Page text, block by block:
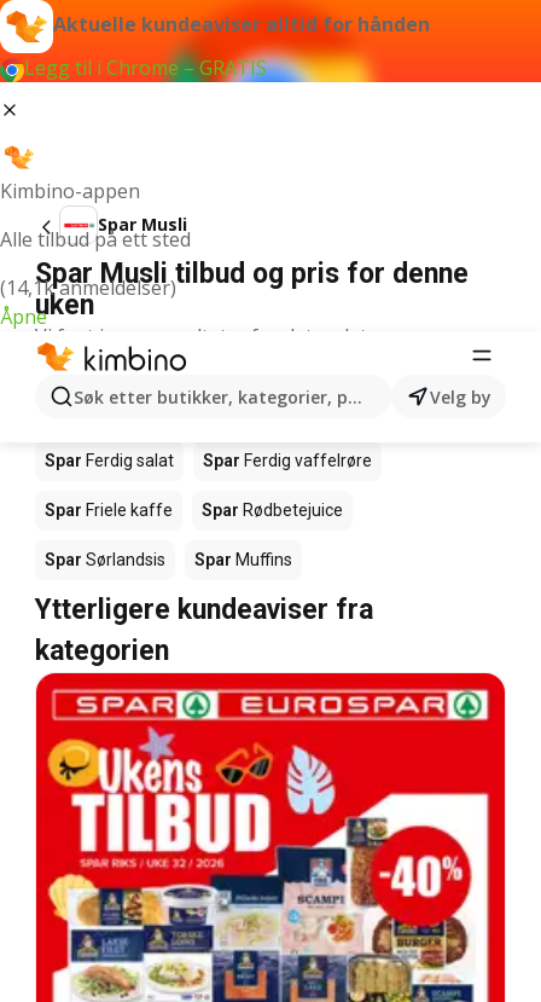
Aktuelle kundeaviser alltid for hånden
Legg til i Chrome – GRATIS
Kimbino-appen
Alle tilbud på ett sted
(14,1k anmeldelser)
Åpne
Søk etter butikker, kategorier, produkter...Velg by
Spar Musli
Spar Musli tilbud og pris for denne
uken
Vi fant ingen resultater for det ordet.
Andre produkter i butikkene Spar
Spar Spar Makrell i tomat
Spar Ferdig salat Spar Ferdig vaffelrøre
Spar Friele kaffe Spar Rødbetejuice
Spar Sørlandsis Spar Muffins
Ytterligere kundeaviser fra
kategorien